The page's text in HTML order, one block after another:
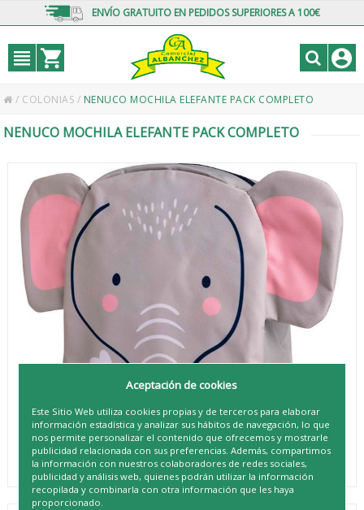
ENVÍO GRATUITO EN PEDIDOS SUPERIORES A 100€
/ COLONIAS / NENUCO MOCHILA ELEFANTE PACK COMPLETO
NENUCO MOCHILA ELEFANTE PACK COMPLETO
Aceptación de cookies
Este Sitio Web utiliza cookies propias y de terceros para elaborar
información estadística y analizar sus hábitos de navegación, lo que
nos permite personalizar el contenido que ofrecemos y mostrarle
publicidad relacionada con sus preferencias. Además, compartimos
la información con nuestros colaboradores de redes sociales,
publicidad y análisis web, quienes podrán utilizar la información
recopilada y combinarla con otra información que les haya
proporcionado.